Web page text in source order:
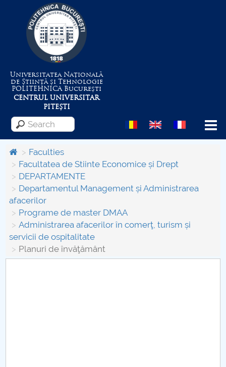
Universitatea Națională
de Știință și Tehnologie
POLITEHNICABucurești
CENTRUL UNIVERSITAR
PITEȘTI
Menu
About the University
Centrul de Management al Proiectelor
Board of Administration
Nr. de telefon si adrese Facultăți
Faculties
Facultatea de Stiinte Economice și Drept
DEPARTAMENTE
Departamentul Management și Administrarea
afacerilor
Programe de master DMAA
Administrarea afacerilor în comerţ, turism și
servicii de ospitalitate
Planuri de învăţământ